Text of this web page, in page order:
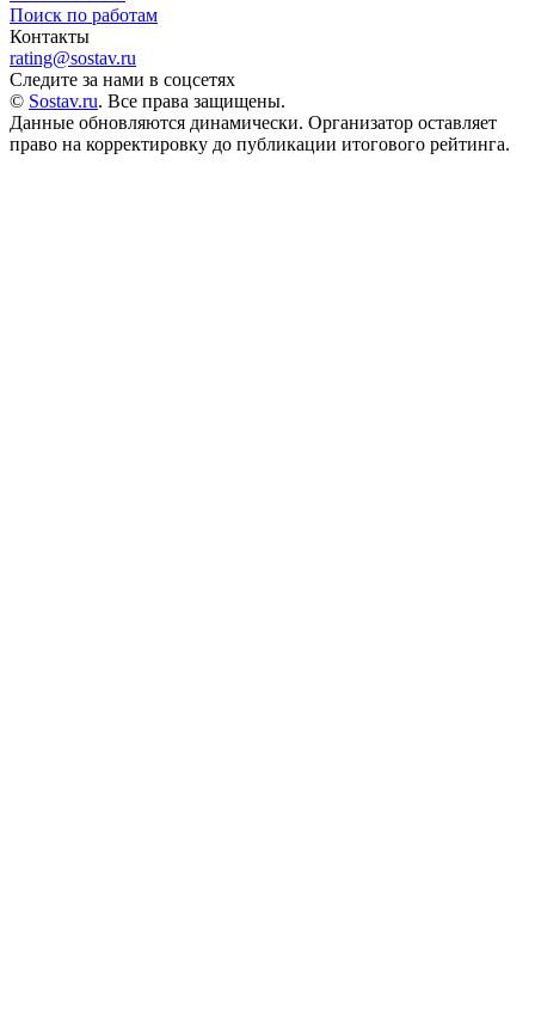
Поиск по работам
Контакты
rating@sostav.ru
Следите за нами в соцсетях
© Sostav.ru. Все права защищены.
Данные обновляются динамически. Организатор оставляет
право на корректировку до публикации итогового рейтинга.